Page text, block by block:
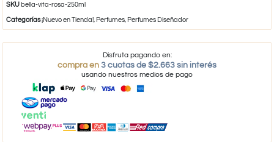
SKU bella-vita-rosa-250ml
Categorías¡Nuevo en Tienda!, Perfumes, Perfumes Diseñador
Disfruta pagando en:
compra en 3 cuotas de $2.663 sin interés
usando nuestros medios de pago